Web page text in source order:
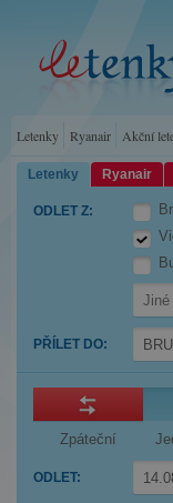
Letenky Ryanair Akční
Letenky Ryanair
ODLET Z:
PŘÍLET DO:
Zpáteční
ODLET: